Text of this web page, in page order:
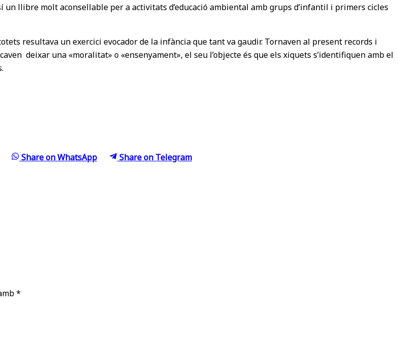
llibre molt aconsellable per a activitats d’educació ambiental amb grups d’infantil i primers cicles
resultava un exercici evocador de la infància que tant va gaudir. Tornaven al present records i
deixar una «moralitat» o «ensenyament», el seu l’objecte és que els xiquets s’identifiquen amb el
Share onWhatsApp Share on Telegram
*